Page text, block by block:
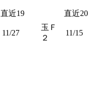
直近19
直近20
11/27
玉Ｆ
２
11/15